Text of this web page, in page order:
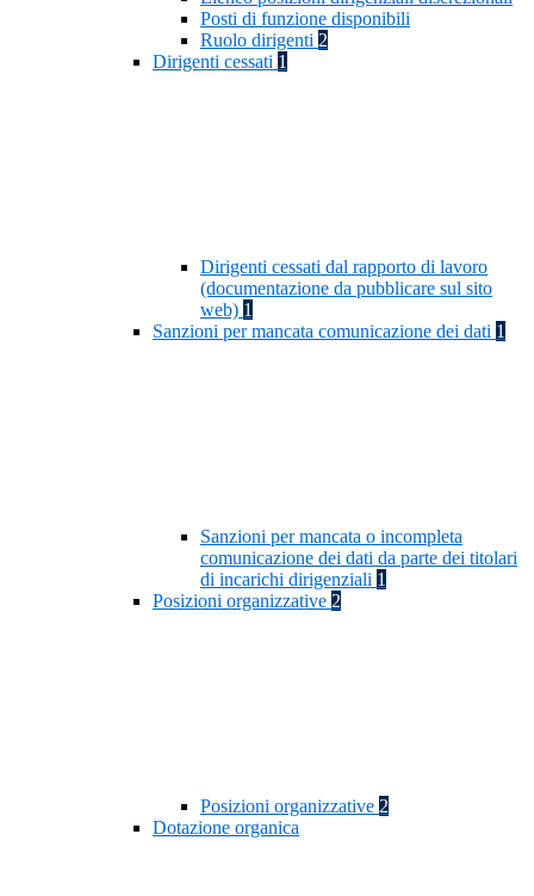
Posti di funzione disponibili
Ruolo dirigenti 2
Dirigenti cessati 1
Dirigenti cessati dal rapporto di lavoro
(documentazione da pubblicare sul sito
web) 1
Sanzioni per mancata comunicazione dei dati 1
Sanzioni per mancata o incompleta
comunicazione dei dati da parte dei titolari
di incarichi dirigenziali 1
Posizioni organizzative 2
Posizioni organizzative 2
Dotazione organica